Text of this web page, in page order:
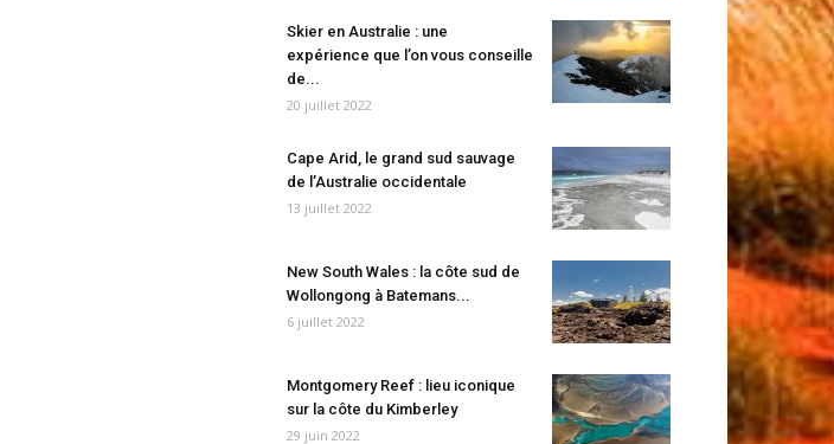
Skier en Australie : une
expérience que l’on vous conseille
de...
20 juillet 2022
Cape Arid, le grand sud sauvage
de l’Australie occidentale
13 juillet 2022
New South Wales : la côte sud de
Wollongong à Batemans...
6 juillet 2022
Montgomery Reef : lieu iconique
sur la côte du Kimberley
29 juin 2022